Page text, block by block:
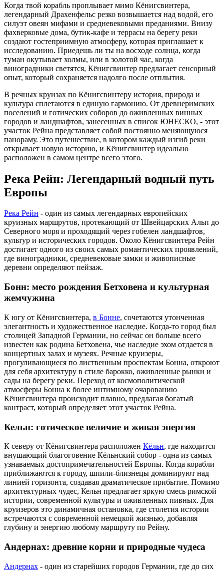
Когда твой корабль проплывает мимо Кёнигсвинтера,
легендарный Драхенфельс резко возвышается над водой, его
силуэт овеян мифами и средневековыми преданиями. Внизу
фахверковые дома, бутик-кафе и террасы на берегу реки
создают гостеприимную атмосферу, которая приглашает к
исследованию. Приедешь ли ты на восходе солнца, когда
туман окутывает холмы, или в золотой час, когда
виноградники светятся, Кёнигсвинтер предлагает сенсорный
опыт, который сохраняется надолго после отплытия.
В речных круизах по Кёнигсвинтеру история, природа и
культура сплетаются в единую гармонию. От древнеримских
поселений и готических соборов до оживленных винных
городов и ландшафтов, занесенных в список ЮНЕСКО, - этот
участок Рейна представляет собой постоянно меняющуюся
панораму. Это путешествие, в котором каждый изгиб реки
открывает новую историю, и Кёнигсвинтер идеально
расположен в самом центре всего этого.
Река Рейн: Легендарный водный путь
Европы
Река Рейн - один из самых легендарных европейских
круизных маршрутов, протекающий от Швейцарских Альп до
Северного моря и проходящий через гобелен ландшафтов,
культур и исторических городов. Около Кёнигсвинтера Рейн
достигает одного из своих самых романтических проявлений,
где виноградники, средневековые замки и живописные
деревни определяют пейзаж.
Бонн: место рождения Бетховена и культурная
жемчужина
К югу от Кёнигсвинтера, в Бонне, сочетаются утонченная
элегантность и художественное наследие. Когда-то город был
столицей Западной Германии, но сейчас он больше всего
известен как родина Бетховена, чье наследие эхом отдается в
концертных залах и музеях. Речные круизеры,
прогуливающиеся по лиственным проспектам Бонна, откроют
для себя архитектуру в стиле барокко, оживленные рынки и
сады на берегу реки. Переход от космополитической
атмосферы Бонна к более интимному очарованию
Кёнигсвинтера происходит плавно, предлагая богатый
контраст, который определяет этот участок Рейна.
Кельн: готическое величие и живая энергия
К северу от Кёнигсвинтера расположен Кёльн, где находится
внушающий благоговение Кёльнский собор - одна из самых
узнаваемых достопримечательностей Европы. Когда корабли
приближаются к городу, шпили-близнецы доминируют над
линией горизонта, создавая драматическое прибытие. Помимо
архитектурных чудес, Кельн предлагает яркую смесь римской
истории, современной культуры и оживленных пивных. Для
круизеров это динамичная остановка, где столетия истории
встречаются с современной немецкой жизнью, добавляя
глубину и энергию любому маршруту по Рейну.
Андернах: древние корни и природные чудеса
Андернах - один из старейших городов Германии, где до сих